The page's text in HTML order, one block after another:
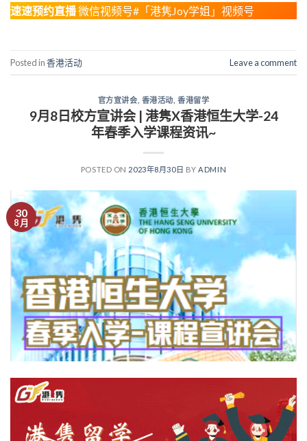
速速预约直播微信视频号#「港隽Joy学姐」视频号
Posted in香港活动 Leave a comment
官方宣讲会 香港活动 ,香港留学
9月8日校方宣讲会 | 港隽X香港恒生大学-24
年春季入学课程资讯~
POSTED ON 2023年8月30日 BYADMIN
30
8 月